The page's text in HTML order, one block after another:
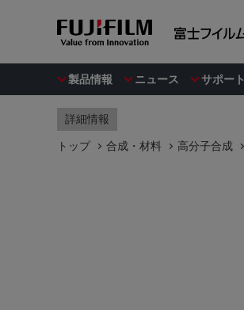
製品情報 ニュース サポート
詳細情報
トップ 合成・材料 高分子合成